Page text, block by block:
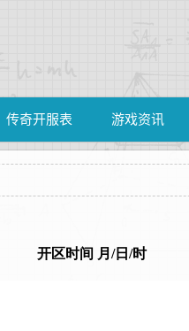
传奇开服表 游戏资讯